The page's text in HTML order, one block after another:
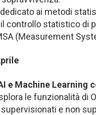
ai metodi
controllo statistico di
(Measurement
e Machine Learning
le funzionalità di
e non